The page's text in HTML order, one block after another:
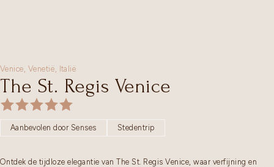
Venice, Venetië Italië
The St. Regis Venice
Aanbevolen door Senses Stedentrip
Ontdek de tijdloze elegantie van The St. Regis Venice, waar verfijning en